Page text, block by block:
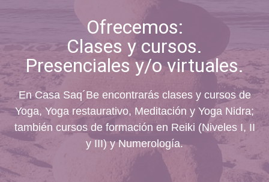
Ofrecemos:
Clases y cursos.
Presenciales y/o virtuales.
En Casa Saq´Be encontrarás clases y cursos de
Yoga, Yoga restaurativo, Meditación y Yoga Nidra;
también cursos de formación en Reiki (Niveles I, II
y III) y Numerología.